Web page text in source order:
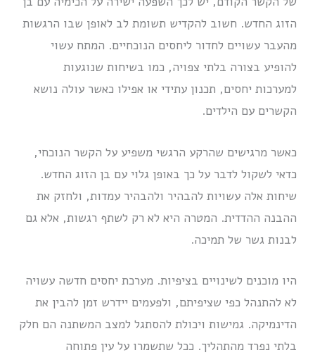
הזוג החדש. חשוב להקדיש תשומת לב לאופן שבו הרגשות
מהעבר עשויים לחדור ליחסים הנוכחיים. המתח עשוי
להופיע בצורה בלתי צפויה, כמו בשיחות שנוגעות
למערכות יחסים, תכנון עתידי או אפילו כאשר עולה נושא
הקשרים עם הילדים.
כאשר מרגישים שהרקע הרגשי משפיע על הקשר הנוכחי,
כדאי לשקול לדבר על כך באופן גלוי עם בן הזוג החדש.
שיחות אלה עשויות להבהיר ולהבהיר עמדות, ולחזק את
ההבנה ההדדית. המטרה היא לא רק לשתף רגשות, אלא גם
לבנות גשר של תמיכה.
היו מוכנים לשינויים בציפיות. מערכת יחסים חדשה עשויה
לא להתנהל כפי שציפיתם, ולפעמים יידרש זמן להבין את
הדינמיקה. גמישות ויכולת להסתגל למצב המשתנה הם חלק
בלתי נפרד מהתהליך. ככל שתשמרו על עין פתוחה